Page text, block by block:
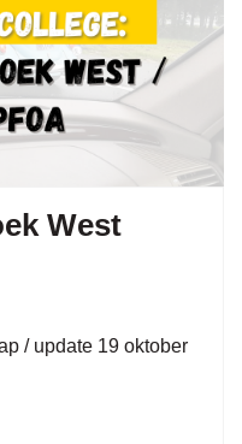
West
/ update 19 oktober